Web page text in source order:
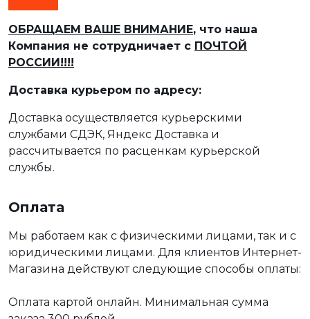
ОБРАЩАЕМ ВАШЕ ВНИМАНИЕ, что наша
Компания не сотрудничает с ПОЧТОЙ
РОССИИ!!!!
Доставка курьером по адресу:
Доставка осуществляется курьерскими
службами СДЭК, Яндекс Доставка и
рассчитывается по расценкам курьерской
службы.
Оплата
Мы работаем как с физическими лицами, так и с
юридическими лицами. Для клиентов Интернет-
Магазина действуют следующие способы оплаты:
Оплата картой онлайн. Минимальная сумма